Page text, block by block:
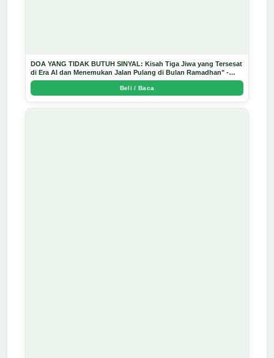
DOA YANG TIDAK BUTUH SINYAL: Kisah Tiga Jiwa yang Tersesat
di Era AI dan Menemukan Jalan Pulang di Bulan Ramadhan" -
Arda Dinata
Beli / Baca